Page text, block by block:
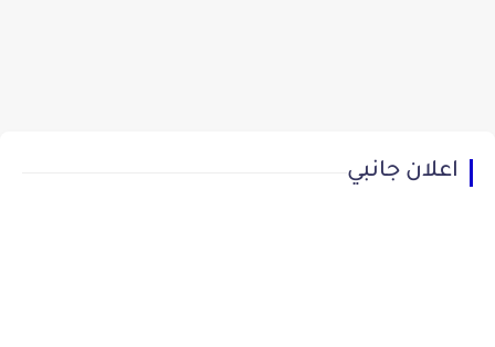
اعلان جانبي